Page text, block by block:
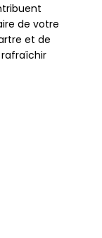
de votre
et de